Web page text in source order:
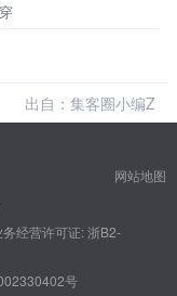
出自：集客圈小编Z
网站地图
经营许可证: 浙B2-
号